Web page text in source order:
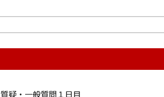
質疑・一般質問１日目